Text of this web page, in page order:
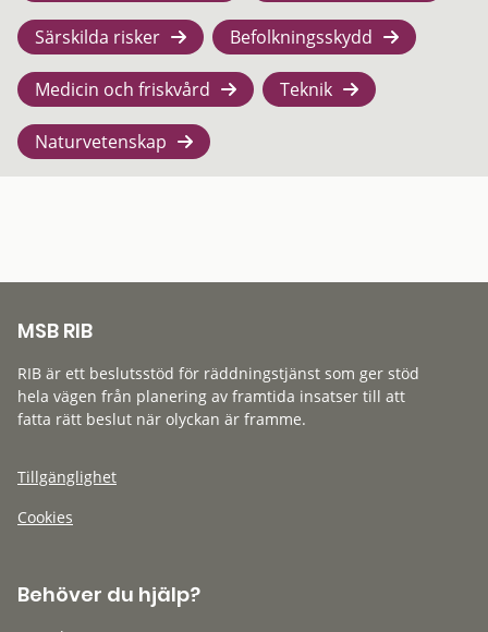
Särskilda risker Befolkningsskydd
Medicin och friskvård Teknik
Naturvetenskap
MSB RIB
RIB är ett beslutsstöd för räddningstjänst som ger stöd
hela vägen från planering av framtida insatser till att
fatta rätt beslut när olyckan är framme.
Tillgänglighet
Cookies
Behöver du hjälp?